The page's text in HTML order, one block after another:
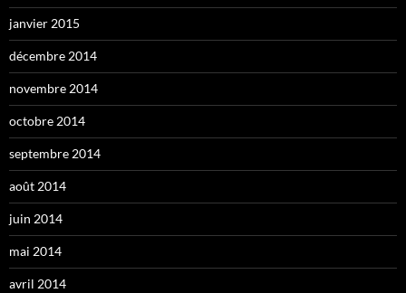
janvier 2015
décembre 2014
novembre 2014
octobre 2014
septembre 2014
août 2014
juin 2014
mai 2014
avril 2014